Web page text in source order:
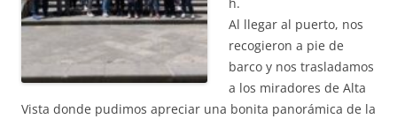
Al llegar al puerto, nos
recogieron a pie de
barco y nos trasladamos
a los miradores de Alta
Vista donde pudimos apreciar una bonita panorámica de la